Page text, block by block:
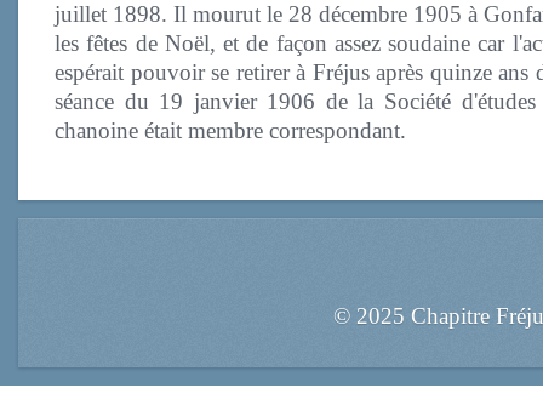
juillet 1898. Il mourut le 28 décembre 1905 à
les fêtes de Noël, et de façon assez soudaine car
espérait pouvoir se retirer à Fréjus après quinze
séance du 19 janvier 1906 de la Société
chanoine était membre correspondant.
© 2025 Chapitre